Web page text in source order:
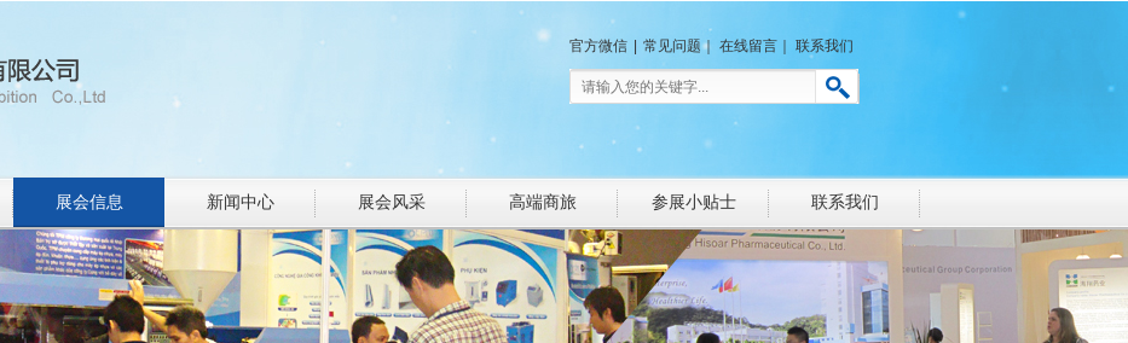
官方微信 常见问题｜ 在线留言 联系我们
展会信息 新闻中心 展会风采 高端商旅 参展小贴士 联系我们